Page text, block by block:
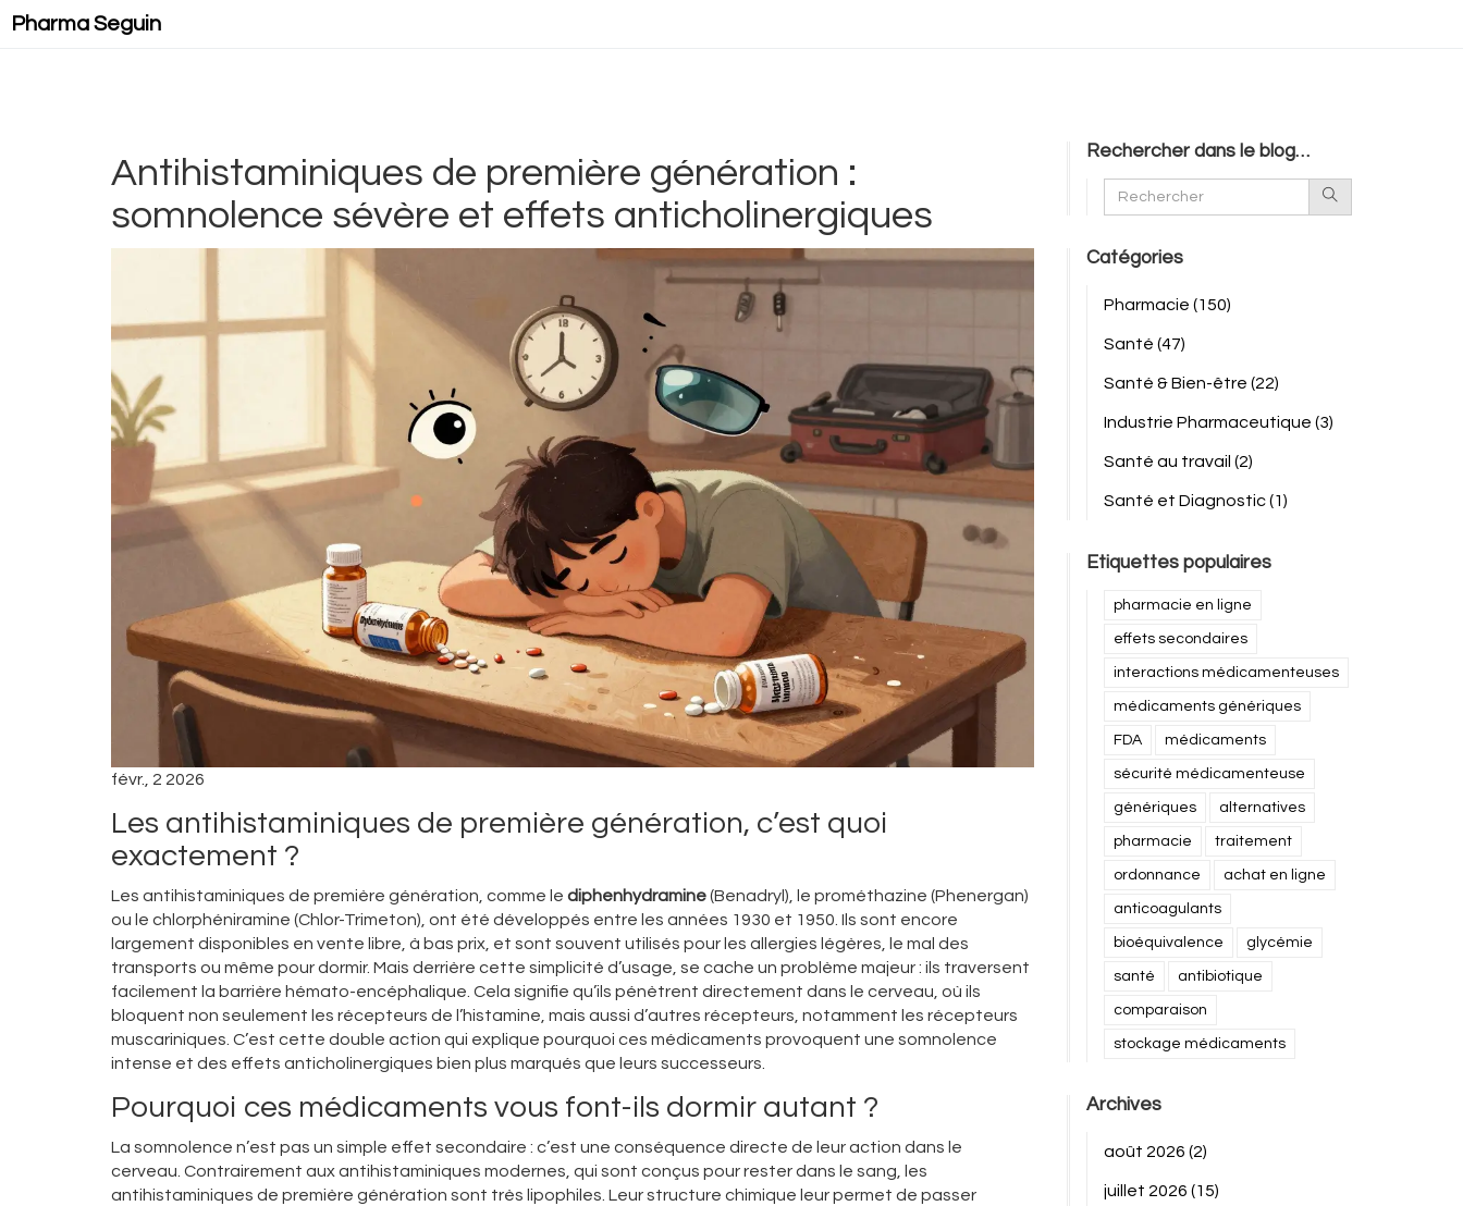
Pharma Seguin
Antihistaminiques de première génération :
somnolence sévère et effets anticholinergiques
févr., 2 2026
Les antihistaminiques de première génération, c’est quoi
exactement ?
Les antihistaminiques de première génération, comme le diphenhydramine(Benadryl), le prométhazine (Phenergan)
ou le chlorphéniramine (Chlor-Trimeton), ont été développés entre les années 1930 et 1950. Ils sont encore
largement disponibles en vente libre, à bas prix, et sont souvent utilisés pour les allergies légères, le mal des
transports ou même pour dormir. Mais derrière cette simplicité d’usage, se cache un problème majeur : ils traversent
facilement la barrière hémato-encéphalique. Cela signifie qu’ils pénètrent directement dans le cerveau, où ils
bloquent non seulement les récepteurs de l’histamine, mais aussi d’autres récepteurs, notamment les récepteurs
muscariniques. C’est cette double action qui explique pourquoi ces médicaments provoquent une somnolence
intense et des effets anticholinergiques bien plus marqués que leurs successeurs.
Pourquoi ces médicaments vous font-ils dormir autant ?
La somnolence n’est pas un simple effet secondaire : c’est une conséquence directe de leur action dans le
cerveau. Contrairement aux antihistaminiques modernes, qui sont conçus pour rester dans le sang, les
antihistaminiques de première génération sont très lipophiles. Leur structure chimique leur permet de passer
Rechercher dans le blog…
Catégories
Pharmacie (150)
Santé (47)
Santé & Bien-être (22)
Industrie Pharmaceutique (3)
Santé au travail (2)
Santé et Diagnostic(1)
Etiquettes populaires
pharmacie en ligne
effets secondaires
interactions médicamenteuses
médicaments génériques
FDA médicaments
sécurité médicamenteuse
génériques alternatives
pharmacie traitement
ordonnance achat en ligne
anticoagulants
bioéquivalence glycémie
santé antibiotique
comparaison
stockage médicaments
Archives
août 2026 (2)
juillet 2026 (15)